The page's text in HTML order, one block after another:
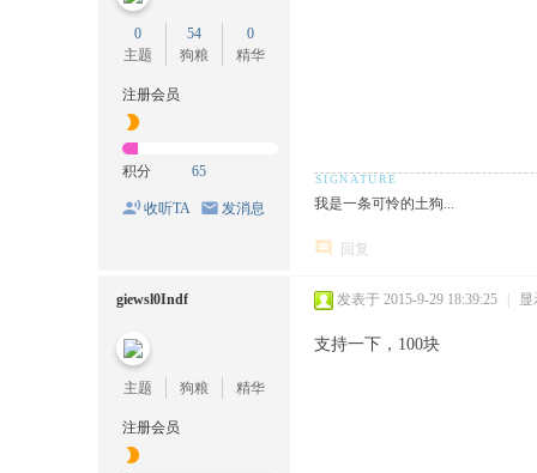
0
主题
54
狗粮
0
精华
注册会员
积分 65
收听TA 发消息 我是一条可怜的土狗...
回复
giewsl0Indf
主题 狗粮 精华
注册会员
发表于 2015-9-29 18:39:25 | 显
支持一下，100块